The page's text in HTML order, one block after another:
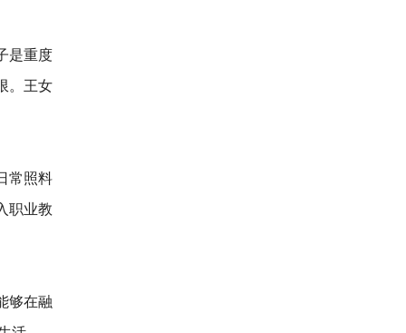
是重度
。王女
常照料
职业教
够在融